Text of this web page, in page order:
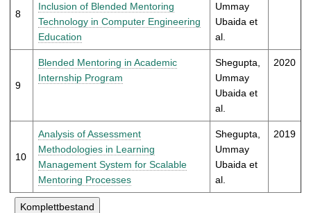
8
Inclusion of Blended Mentoring
Technology in Computer Engineering
Education
Ummay
Ubaida et
al.
9
Blended Mentoring in Academic
Internship Program
Shegupta,
Ummay
Ubaida et
al.
2020
10
Analysis of Assessment
Methodologies in Learning
Management System for Scalable
Mentoring Processes
Shegupta,
Ummay
Ubaida et
al.
2019